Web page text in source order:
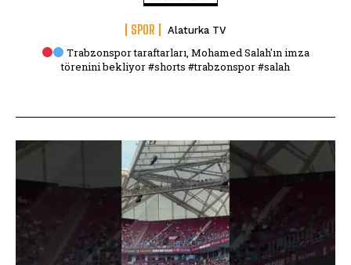
SPOR Alaturka TV
Trabzonspor taraftarları, Mohamed Salah'ın imza
törenini bekliyor #shorts #trabzonspor #salah